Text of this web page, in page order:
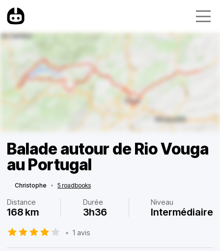
Balade autour de Rio Vouga
au Portugal
Christophe • 5 roadbooks
Distance
168 km
Durée
3h36
Niveau
Intermédiaire
• 1 avis